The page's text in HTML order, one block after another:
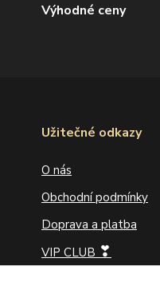
Výhodné ceny
Užitečné odkazy
O nás
Obchodní podmínky
Doprava a platba
VIP CLUB ❣